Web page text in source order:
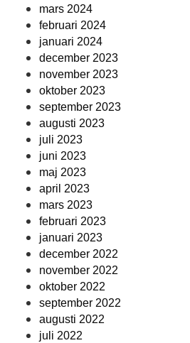
mars 2024
februari 2024
januari 2024
december 2023
november 2023
oktober 2023
september 2023
augusti 2023
juli 2023
juni 2023
maj 2023
april 2023
mars 2023
februari 2023
januari 2023
december 2022
november 2022
oktober 2022
september 2022
augusti 2022
juli 2022